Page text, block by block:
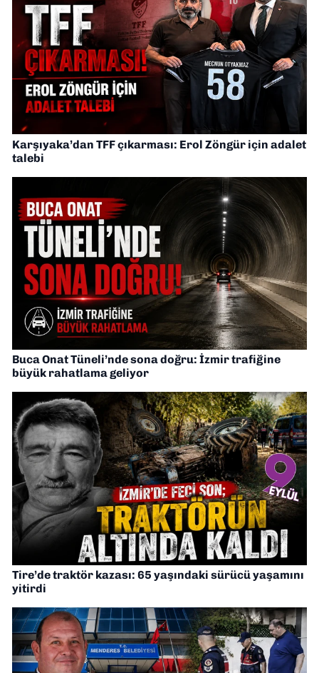
Karşıyaka’dan TFF çıkarması: Erol Zöngür için adalet
talebi
Buca Onat Tüneli’nde sona doğru: İzmir trafiğine
büyük rahatlama geliyor
Tire’de traktör kazası: 65 yaşındaki sürücü yaşamını
yitirdi